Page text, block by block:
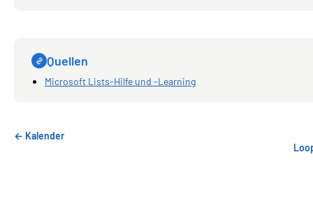
Quellen
Microsoft Lists-Hilfe und -Learning
← Kalender